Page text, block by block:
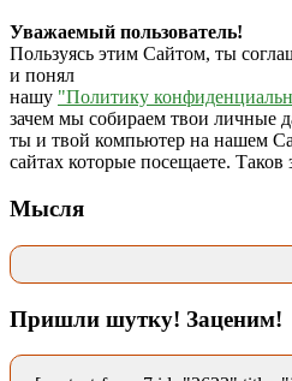
Уважаемый пользователь!
Пользуясь этим Сайтом, ты
и понял
нашу "Политику
зачем мы собираем твои личные
ты и твой компьютер на нашем
сайтах которые посещаете. Таков
Мысля
Пришли шутку! Заценим!